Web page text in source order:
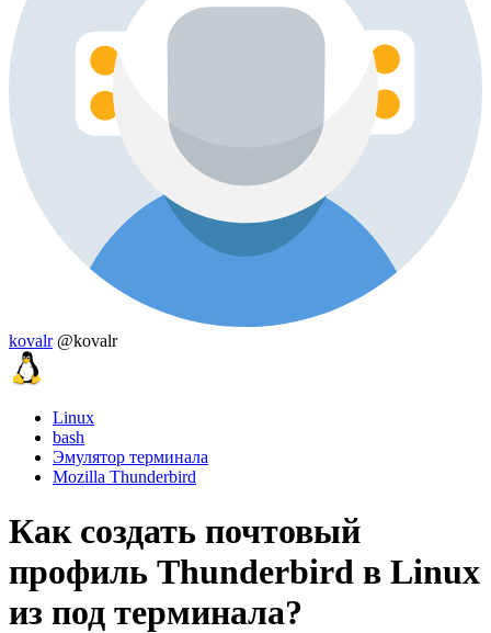
kovalr @kovalr
Linux
bash
Эмулятор терминала
Mozilla Thunderbird
Как создать почтовый
профиль Thunderbird в Linux
из под терминала?